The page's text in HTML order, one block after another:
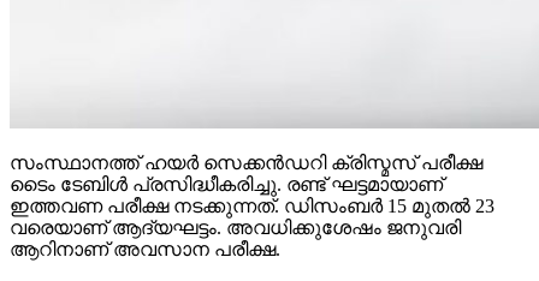
സംസ്ഥാനത്ത് ഹയര്‍ സെക്കന്‍ഡറി ക്രിസ്മസ് പരീക്ഷ
ടൈം ടേബിള്‍ പ്രസിദ്ധീകരിച്ചു. രണ്ട് ഘട്ടമായാണ്
ഇത്തവണ പരീക്ഷ നടക്കുന്നത്. ഡിസംബര്‍ 15 മുതല്‍ 23
വരെയാണ് ആദ്യഘട്ടം. അവധിക്കുശേഷം ജനുവരി
ആറിനാണ് അവസാന പരീക്ഷ.